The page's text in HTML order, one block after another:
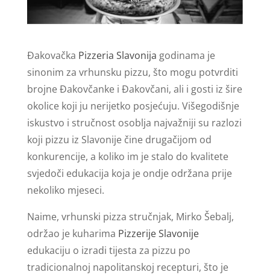
Đakovačka Pizzeria Slavonija godinama je
sinonim za vrhunsku pizzu, što mogu potvrditi
brojne Đakovčanke i Đakovčani, ali i gosti iz šire
okolice koji ju nerijetko posjećuju. Višegodišnje
iskustvo i stručnost osoblja najvažniji su razlozi
koji pizzu iz Slavonije čine drugačijom od
konkurencije, a koliko im je stalo do kvalitete
svjedoči edukacija koja je ondje održana prije
nekoliko mjeseci.
Naime, vrhunski pizza stručnjak, Mirko Šebalj,
održao je kuharima Pizzerije Slavonije
edukaciju o izradi tijesta za pizzu po
tradicionalnoj napolitanskoj recepturi, što je